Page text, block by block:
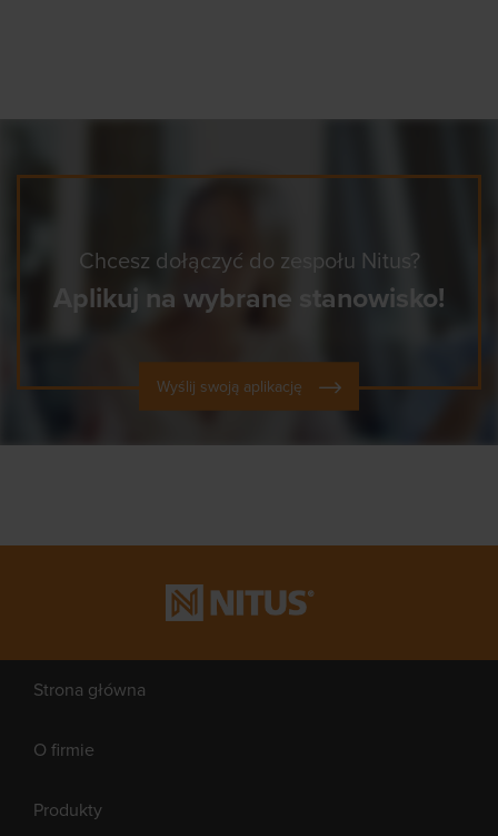
Chcesz dołączyć do zespołu Nitus?
Aplikuj na wybrane stanowisko!
Wyślij swoją aplikację
Strona główna
O firmie
Produkty